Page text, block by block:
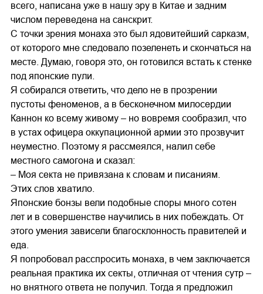
всего, написана уже в нашу эру в Китае и задним
числом переведена на санскрит.
С точки зрения монаха это был ядовитейший сарказм,
от которого мне следовало позеленеть и скончаться на
месте. Думаю, говоря это, он готовился встать к стенке
под японские пули.
Я собирался ответить, что дело не в прозрении
пустоты феноменов, а в бесконечном милосердии
Каннон ко всему живому – но вовремя сообразил, что
в устах офицера оккупационной армии это прозвучит
неуместно. Поэтому я рассмеялся, налил себе
местного самогона и сказал:
– Моя секта не привязана к словам и писаниям.
Этих слов хватило.
Японские бонзы вели подобные споры много сотен
лет и в совершенстве научились в них побеждать. От
этого умения зависели благосклонность правителей и
еда.
Я попробовал расспросить монаха, в чем заключается
реальная практика их секты, отличная от чтения сутр –
но внятного ответа не получил. Тогда я предложил